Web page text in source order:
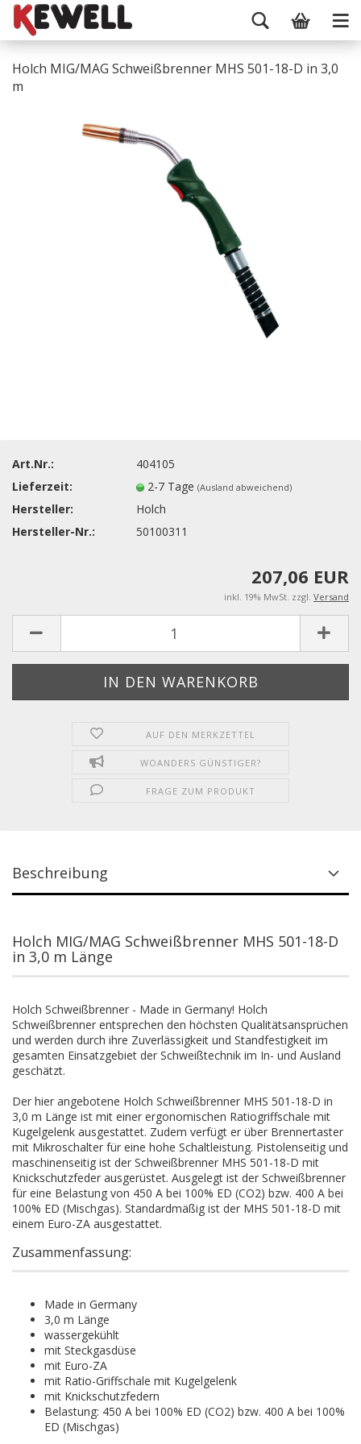
Holch MIG/MAG Schweißbrenner MHS 501-18-D in 3,0
m
Art.Nr.:
404105
Lieferzeit:
2-7 Tage(Ausland abweichend)
Hersteller:
Holch
Hersteller-Nr.:
50100311
207,06 EUR
inkl. 19% MwSt. zzgl. Versand
AUF DEN MERKZETTEL
WOANDERS GÜNSTIGER?
FRAGE ZUM PRODUKT
Beschreibung
Holch MIG/MAG Schweißbrenner MHS 501-18-D
in 3,0 m Länge
Holch Schweißbrenner - Made in Germany! Holch
Schweißbrenner entsprechen den höchsten Qualitätsansprüchen
und werden durch ihre Zuverlässigkeit und Standfestigkeit im
gesamten Einsatzgebiet der Schweißtechnik im In- und Ausland
geschätzt.
Der hier angebotene Holch Schweißbrenner MHS 501-18-D in
3,0 m Länge ist mit einer ergonomischen Ratiogriffschale mit
Kugelgelenk ausgestattet. Zudem verfügt er über Brennertaster
mit Mikroschalter für eine hohe Schaltleistung. Pistolenseitig und
maschinenseitig ist der Schweißbrenner MHS 501-18-D mit
Knickschutzfeder ausgerüstet. Ausgelegt ist der Schweißbrenner
für eine Belastung von 450 A bei 100% ED (CO2) bzw. 400 A bei
100% ED (Mischgas). Standardmäßig ist der MHS 501-18-D mit
einem Euro-ZA ausgestattet.
Zusammenfassung:
Made in Germany
3,0 m Länge
wassergekühlt
mit Steckgasdüse
mit Euro-ZA
mit Ratio-Griffschale mit Kugelgelenk
mit Knickschutzfedern
Belastung: 450 A bei 100% ED (CO2) bzw. 400 A bei 100%
ED (Mischgas)